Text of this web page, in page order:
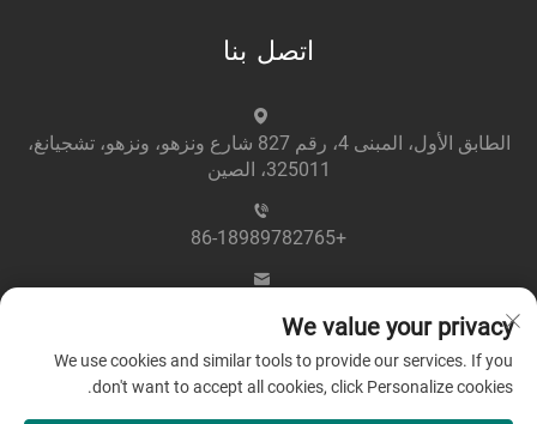
اتصل بنا
الطابق الأول، المبنى 4، رقم 827 شارع ونزهو، ونزهو، تشجيانغ،
325011، الصين
+86-18989782765
We value your privacy
We use cookies and similar tools to provide our services. If you
don't want to accept all cookies, click Personalize cookies.